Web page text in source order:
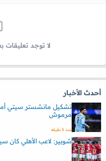
لا توجد تعليقات
أحدث الأخبار
تشكيل مانشستر سيتي
مرموش
منذ 5 دقيقه
شوبير: لاعب الأهلي كان